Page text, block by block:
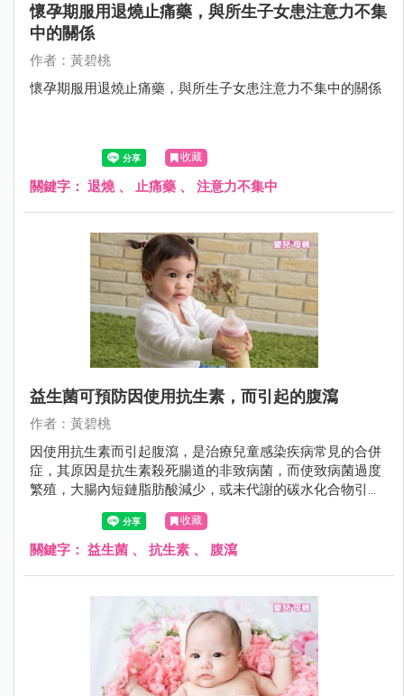
懷孕期服用退燒止痛藥，與所生子女患注意力不集
中的關係
作者：黃碧桃
懷孕期服用退燒止痛藥，與所生子女患注意力不集中的關係
收藏
關鍵字： 退燒、 止痛藥 、 注意力不集中
益生菌可預防因使用抗生素，而引起的腹瀉
作者：黃碧桃
因使用抗生素而引起腹瀉，是治療兒童感染疾病常見的合併
症，其原因是抗生素殺死腸道的非致病菌，而使致病菌過度
繁殖，大腸內短鏈脂肪酸減少，或未代謝的碳水化合物引起
溶質度過高。
收藏
關鍵字： 益生菌 、 抗生素 、 腹瀉